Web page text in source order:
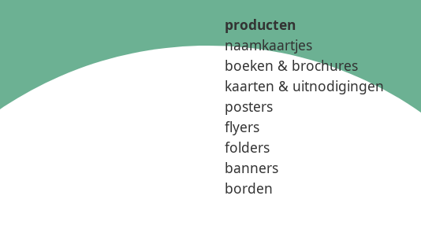
producten
naamkaartjes
boeken & brochures
kaarten & uitnodigingen
posters
flyers
folders
banners
borden